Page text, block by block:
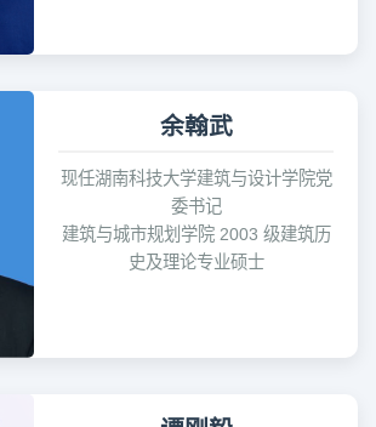
余翰武
现任湖南科技大学建筑与设计学院党
委书记
建筑与城市规划学院 2003 级建筑历
史及理论专业硕士